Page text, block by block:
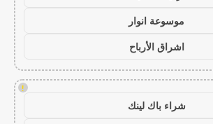
موسوعة انوار
اشراق الأرباح
!
شراء باك لينك